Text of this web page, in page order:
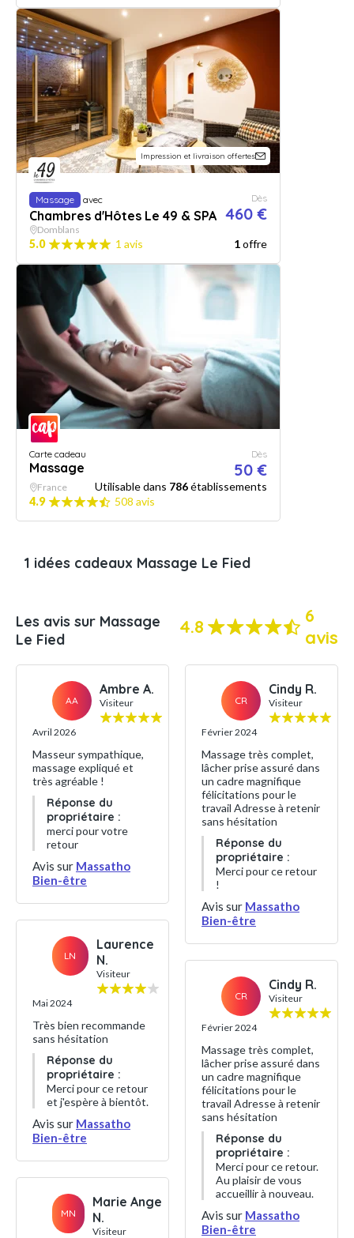
Impression et livraison offertes
Massage avec
Chambres d'Hôtes Le 49 & SPA
Dès
460 €
Domblans
5.0 1 avis 1offre
Carte cadeau
Massage
Dès
50 €
France Utilisable dans 786établissements
4.9
508 avis
1 idées cadeaux Massage Le Fied
Les avis sur Massage
Le Fied
4.8
6
avis
AA
Ambre A.
Visiteur
Avril 2026
Masseur sympathique,
massage expliqué et
très agréable !
Réponse du
propriétaire :
merci pour votre
retour
Avis sur Massatho
Bien-être
LN
Laurence
N.
Visiteur
Mai 2024
Très bien recommande
sans hésitation
Réponse du
propriétaire :
Merci pour ce retour
et j'espère à bientôt.
Avis sur Massatho
Bien-être
MN
Marie Ange
N.
Visiteur
CR
Cindy R.
Visiteur
Février 2024
Massage très complet,
lâcher prise assuré dans
un cadre magnifique
félicitations pour le
travail Adresse à retenir
sans hésitation
Réponse du
propriétaire :
Merci pour ce retour
!
Avis sur Massatho
Bien-être
CR
Cindy R.
Visiteur
Février 2024
Massage très complet,
lâcher prise assuré dans
un cadre magnifique
félicitations pour le
travail Adresse à retenir
sans hésitation
Réponse du
propriétaire :
Merci pour ce retour.
Au plaisir de vous
accueillir à nouveau.
Avis sur Massatho
Bien-être